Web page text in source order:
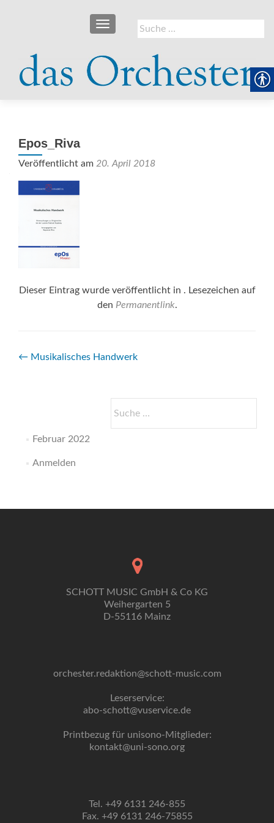
Suche
nach:
SCHALTE NAVIGATION
Epos_Riva
Veröffentlicht am 20. April 2018
Dieser Eintrag wurde veröffentlicht in . Lesezeichen auf
den Permanentlink.
Beitrags-
← Musikalisches Handwerk
nach:
Februar 2022
Anmelden
SCHOTT MUSIC GmbH & Co KG
Weihergarten 5
D-55116 Mainz
orchester.redaktion@schott-music.com
Leserservice:
abo-schott@vuservice.de
Printbezug für unisono-Mitglieder:
kontakt@uni-sono.org
Tel. +49 6131 246-855
Fax. +49 6131 246-75855